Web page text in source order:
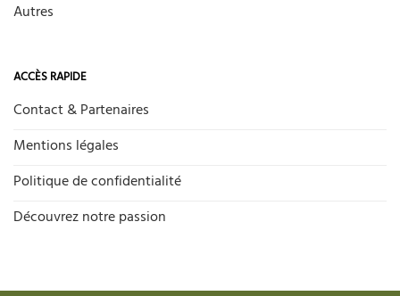
Autres
ACCÈS RAPIDE
Contact & Partenaires
Mentions légales
Politique de confidentialité
Découvrez notre passion